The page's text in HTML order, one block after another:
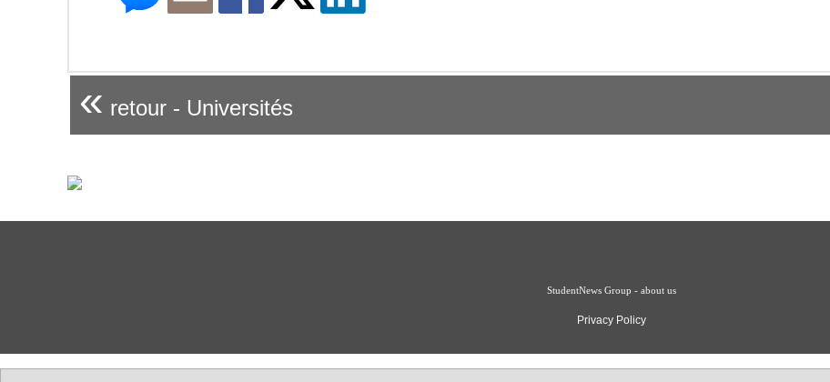
« retour - Universités
StudentNews Group - about us
Privacy Policy